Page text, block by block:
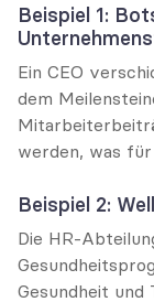
Beispiel 1:
Ein CEO
dem
werden, was
Beispiel 2:
Die HR-
Gesundheit und